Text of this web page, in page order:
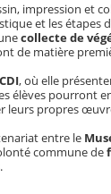
impression et
et les étapes
collecte de
de matière
, où elle
élèves pourront
leurs propres
entre le
commune de
.